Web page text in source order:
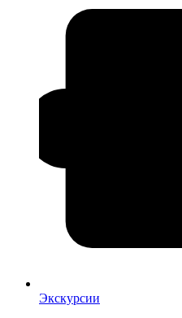
Экскурсии